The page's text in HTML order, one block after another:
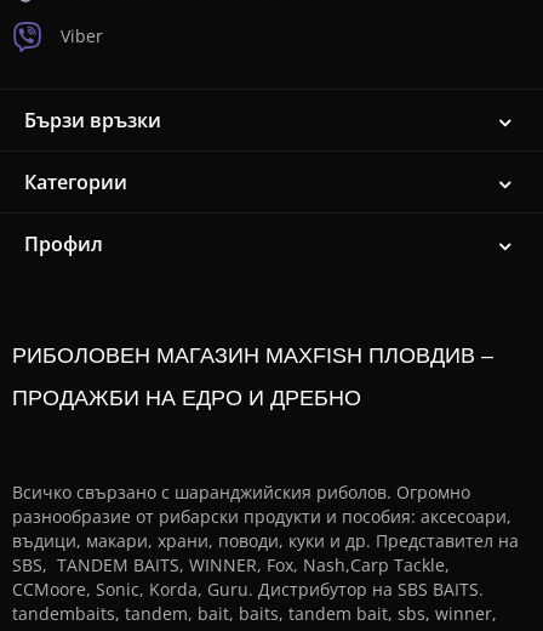
Viber
Бързи връзки
Категории
Профил
РИБОЛОВЕН МАГАЗИН MAXFISH ПЛОВДИВ –
ПРОДАЖБИ НА ЕДРО И ДРЕБНО
Всичко свързано с шаранджийския риболов. Огромно
разнообразие от рибарски продукти и пособия: аксесоари,
въдици, макари, храни, поводи, куки и др. Представител на
SBS, TANDEM BAITS, WINNER, Fox, Nash,Carp Tackle,
CCMoore, Sonic, Korda, Guru. Дистрибутор на SBS BAITS.
tandembaits, tandem, bait, baits, tandem bait, sbs, winner,